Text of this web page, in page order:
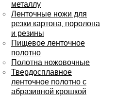
металлу
Ленточные ножи для
резки картона, поролона
и резины
Пищевое ленточное
полотно
Полотна ножовочные
Твердосплавное
ленточное полотно с
абразивной крошкой